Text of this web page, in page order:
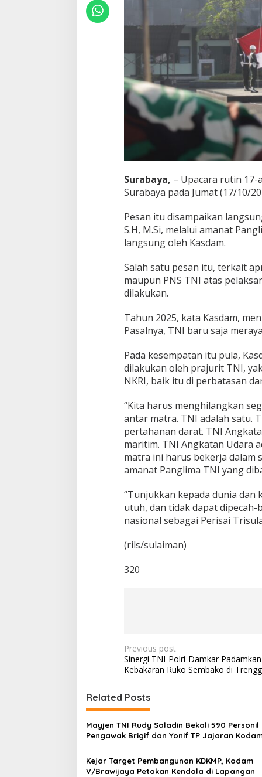
Surabaya, – Upacara rutin 17-
Surabaya pada Jumat (17/10/
Pesan itu disampaikan
S.H, M.Si, melalui amanat
langsung oleh Kasdam.
Salah satu pesan itu, terkait
maupun PNS TNI atas
dilakukan.
Tahun 2025, kata Kasdam,
Pasalnya, TNI baru saja
Pada kesempatan itu pula,
dilakukan oleh prajurit TNI,
NKRI, baik itu di perbatasan
“Kita harus menghilangkan
antar matra. TNI adalah satu.
pertahanan darat. TNI
maritim. TNI Angkatan Udara
matra ini harus bekerja dalam
amanat Panglima TNI yang
“Tunjukkan kepada dunia dan
utuh, dan tidak dapat
nasional sebagai Perisai
(rils/sulaiman)
320
P
o
t
n
a
i
Previous post
Sinergi TNI-Polri-Damkar Padamkan
Kebakaran Ruko Sembako di
Related Posts
Mayjen TNI Rudy Saladin Bekali 590 Personil
Pengawak Brigif dan Yonif TP Jajaran
Kejar Target Pembangunan KDKMP, Kodam
V/Brawijaya Petakan Kendala di Lapangan